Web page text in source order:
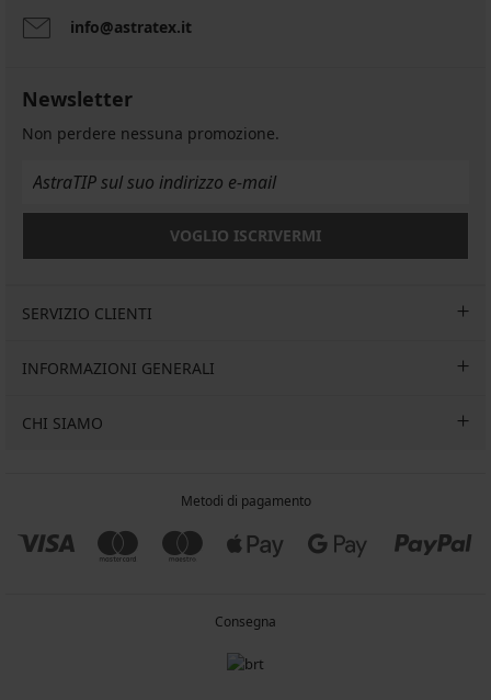
info@astratex.it
Newsletter
Non perdere nessuna promozione.
VOGLIO ISCRIVERMI
SERVIZIO CLIENTI
INFORMAZIONI GENERALI
CHI SIAMO
Metodi di pagamento
Consegna